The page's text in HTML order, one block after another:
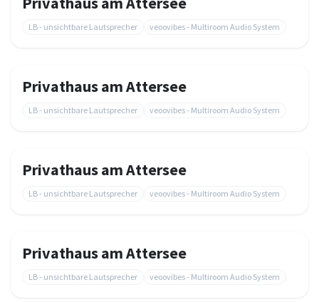
LB - unsichtbare Lautsprecher veoovibes - Multiroom Audio System
Privathaus am Attersee
LB - unsichtbare Lautsprecher veoovibes - Multiroom Audio System
Privathaus am Attersee
LB - unsichtbare Lautsprecher veoovibes - Multiroom Audio System
Privathaus am Attersee
LB - unsichtbare Lautsprecher veoovibes - Multiroom Audio System